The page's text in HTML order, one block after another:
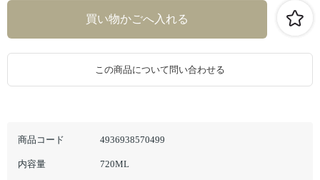
商品コード 4936938570499
内容量 720ML
この商品について問い合わせる